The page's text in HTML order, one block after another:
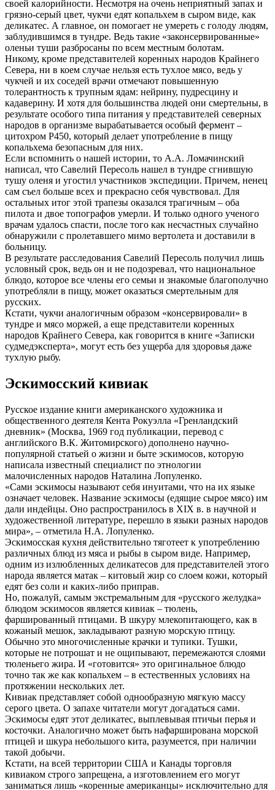
своей калорийности. Несмотря на очень неприятный запах и
грязно-серый цвет, чукчи едят копальхем в сыром виде, как
деликатес. А главное, он помогает не умереть с голоду людям,
заблудившимся в тундре. Ведь такие «законсервированные»
оленьи туши разбросаны по всем местным болотам.
Никому, кроме представителей коренных народов Крайнего
Севера, ни в коем случае нельзя есть тухлое мясо, ведь у
чукчей и их соседей врачи отмечают повышенную
толерантность к трупным ядам: нейрину, пудресцину и
кадаверину. И хотя для большинства людей они смертельны, в
результате особого типа питания у представителей северных
народов в организме вырабатывается особый фермент –
цитохром Р450, который делает употребление в пищу
копальхема безопасным для них.
Если вспомнить о нашей истории, то А.А. Ломачинский
написал, что Савелий Пересоль нашел в тундре сгнившую
тушу оленя и угостил участников экспедиции. Причем, ненец
сам съел больше всех и прекрасно себя чувствовал. Для
остальных итог этой трапезы оказался трагичным – оба
пилота и двое топографов умерли. И только одного ученого
врачам удалось спасти, после того как несчастных случайно
обнаружили с пролетавшего мимо вертолета и доставили в
больницу.
В результате расследования Савелий Пересоль получил лишь
условный срок, ведь он и не подозревал, что национальное
блюдо, которое все члены его семьи и знакомые благополучно
употребляли в пищу, может оказаться смертельным для
русских.
Кстати, чукчи аналогичным образом «консервировали» в
тундре и мясо моржей, а еще представители коренных
народов Крайнего Севера, как говорится в книге «Записки
судмедэксперта», могут есть без ущерба для здоровья даже
тухлую рыбу.
Эскимосский кивиак
Русское издание книги американского художника и
общественного деятеля Кента Рокуэлла «Гренландский
дневник» (Москва, 1969 год публикации, перевод с
английского В.К. Житомирского) дополнено научно-
популярной статьей о жизни и быте эскимосов, которую
написала известный специалист по этнологии
малочисленных народов Наталина Лопуленко.
«Сами эскимосы называют себя инуитами, что на их языке
означает человек. Название эскимосы (едящие сырое мясо) им
дали индейцы. Оно распространилось в XIX в. в научной и
художественной литературе, перешло в языки разных народов
мира», – отметила Н.А. Лопуленко.
Эскимосская кухня действительно тяготеет к употреблению
различных блюд из мяса и рыбы в сыром виде. Например,
одним из излюбленных деликатесов для представителей этого
народа является матак – китовый жир со слоем кожи, который
едят без соли и каких-либо приправ.
Но, пожалуй, самым экстремальным для «русского желудка»
блюдом эскимосов является кивиак – тюлень,
фаршированный птицами. В шкуру млекопитающего, как в
кожаный мешок, закладывают разную морскую птицу.
Обычно это многочисленные крачки и тупики. Тушки,
которые не потрошат и не ощипывают, перемежаются слоями
тюленьего жира. И «готовится» это оригинальное блюдо
точно так же как копальхем – в естественных условиях на
протяжении нескольких лет.
Кивиак представляет собой однообразную мягкую массу
серого цвета. О запахе читатели могут догадаться сами.
Эскимосы едят этот деликатес, выплевывая птичьи перья и
косточки. Аналогично может быть нафарширована морской
птицей и шкура небольшого кита, разумеется, при наличии
такой добычи.
Кстати, на всей территории США и Канады торговля
кивиаком строго запрещена, а изготовлением его могут
заниматься лишь «коренные американцы» исключительно для